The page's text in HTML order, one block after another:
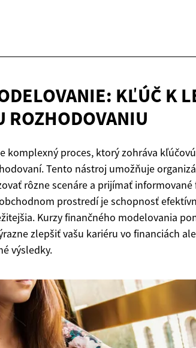
KĽÚČ K
ROZHODOVANIU
komplexný proces, ktorý zohráva
Tento nástroj umožňuje
rôzne scenáre a prijímať
prostredí je schopnosť
Kurzy finančného modelovania
zlepšiť vašu kariéru vo financiách
výsledky.